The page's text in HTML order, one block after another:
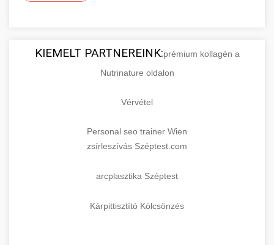
KIEMELT PARTNEREINK:prémium kollagén a
Nutrinature oldalon
Vérvétel
Personal seo trainer Wien
zsírleszívás Széptest.com
arcplasztika Széptest
Kárpittisztító Kölcsönzés